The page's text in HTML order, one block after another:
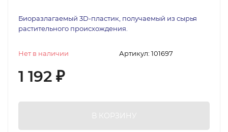
Биоразлагаемый 3D-пластик, получаемый из сырья
растительного происхождения.
Артикул: 101697
Нет в наличии
1 192 ₽
В КОРЗИНУ